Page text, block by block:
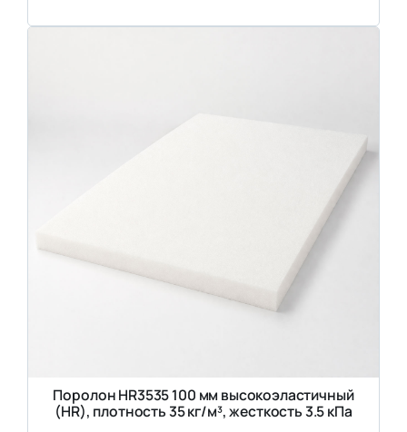
Поролон HR3535 100 мм высокоэластичный
(HR), плотность 35 кг/м³, жесткость 3.5 кПа